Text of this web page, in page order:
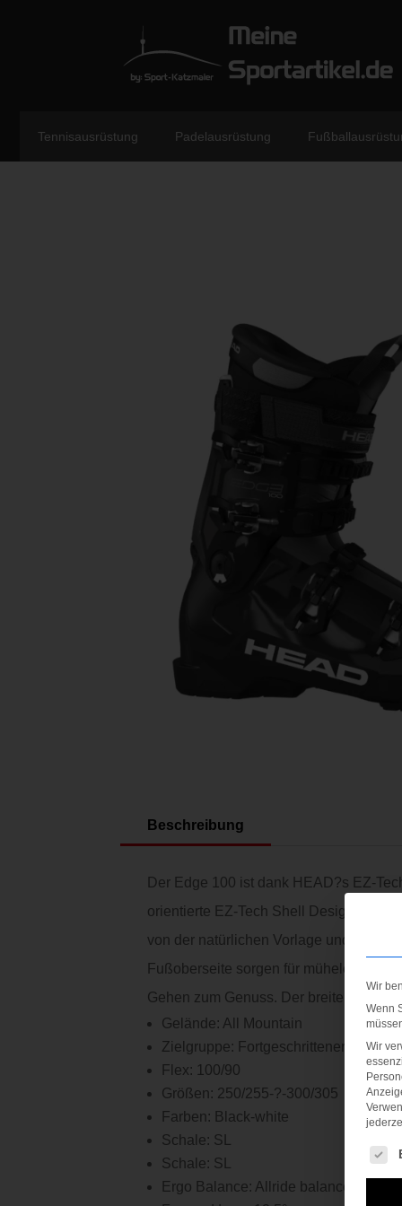
Tennisausrüstung Padelausrüstung
Beschreibung
Der Edge 100 ist dank HEAD?s EZ-
orientierte EZ-Tech Shell Design bietet
von der natürlichen Vorlage und dem
Fußoberseite sorgen für müheloses
Gehen zum Genuss. Der breitere 102
Gelände: All Mountain
Zielgruppe: Fortgeschrittener
Flex: 100/90
Größen: 250/255-?-300/305
Farben: Black-white
Schale: SL
Schale: SL
Ergo Balance: Allride balance
Wir
Wenn
Wir
Es